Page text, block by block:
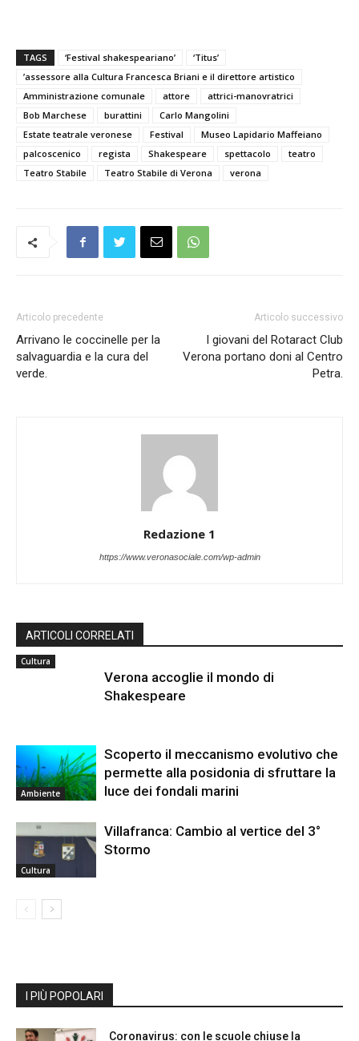
TAGS ‘Festival shakespeariano’
‘Titus’
’assessore alla Cultura Francesca Briani e il direttore artistico
Amministrazione comunale
attore
attrici-manovratrici
Bob Marchese
burattini
Carlo Mangolini
Estate teatrale veronese
Festival
Museo Lapidario Maffeiano
palcoscenico
regista Shakespeare spettacolo
teatro
Teatro Stabile
Teatro Stabile di Verona verona
Articolo precedente
Arrivano le coccinelle per la
salvaguardia e la cura del
verde.
Articolo successivo
I giovani del Rotaract Club
Verona portano doni al Centro
Petra.
Redazione 1
https://www.veronasociale.com/wp-admin
ARTICOLI CORRELATI
Cultura
Verona accoglie il mondo di
Shakespeare
Ambiente
Scoperto il meccanismo evolutivo che
permette alla posidonia di sfruttare la
luce dei fondali marini
Cultura
Villafranca: Cambio al vertice del 3°
Stormo
I PIÙ POPOLARI
Coronavirus: con le scuole chiuse la